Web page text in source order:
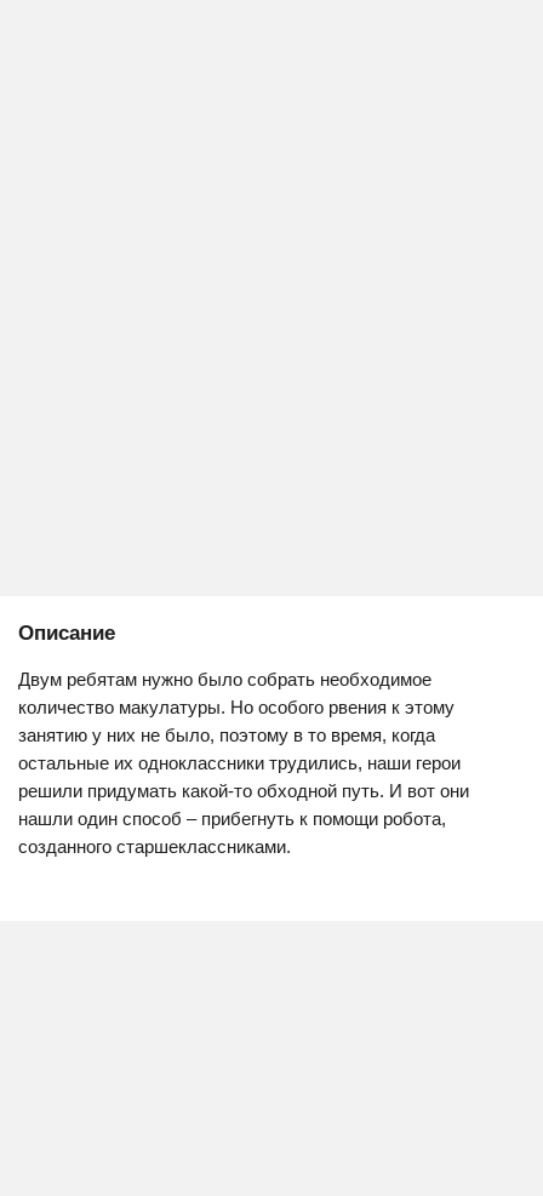
Описание
Двум ребятам нужно было собрать необходимое
количество макулатуры. Но особого рвения к этому
занятию у них не было, поэтому в то время, когда
остальные их одноклассники трудились, наши герои
решили придумать какой-то обходной путь. И вот они
нашли один способ – прибегнуть к помощи робота,
созданного старшеклассниками.